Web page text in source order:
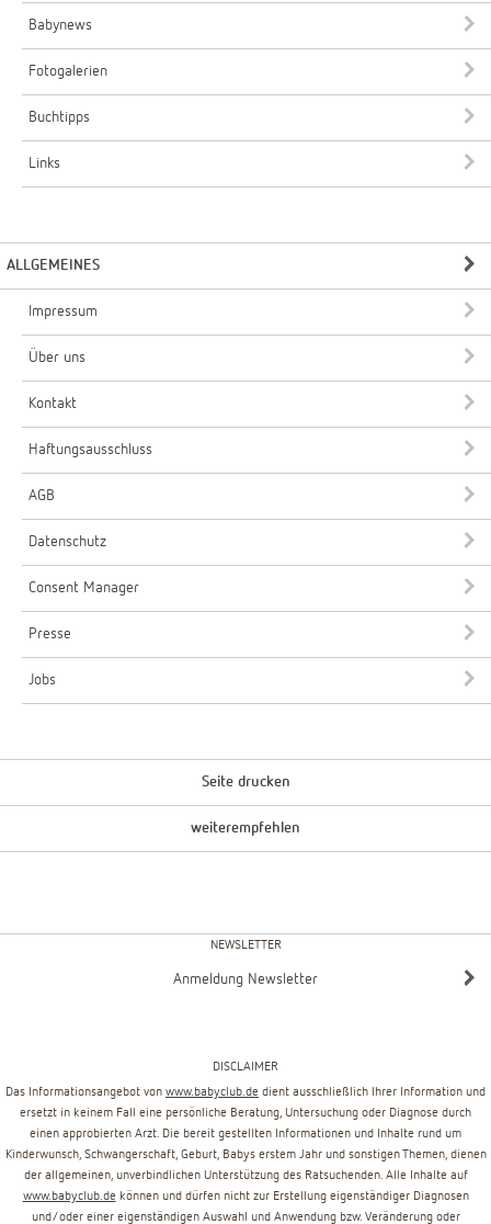
Babynews
Fotogalerien
Buchtipps
Links
ALLGEMEINES
Impressum
Über uns
Kontakt
Haftungsausschluss
AGB
Datenschutz
Consent Manager
Presse
Jobs
Seite drucken
weiterempfehlen
NEWSLETTER
Anmeldung Newsletter
DISCLAIMER
Das Informationsangebot von www.babyclub.de dient ausschließlich Ihrer Information und
ersetzt in keinem Fall eine persönliche Beratung, Untersuchung oder Diagnose durch
einen approbierten Arzt. Die bereit gestellten Informationen und Inhalte rund um
Kinderwunsch, Schwangerschaft, Geburt, Babys erstem Jahr und sonstigen Themen, dienen
der allgemeinen, unverbindlichen Unterstützung des Ratsuchenden. Alle Inhalte auf
www.babyclub.de können und dürfen nicht zur Erstellung eigenständiger Diagnosen
und/oder einer eigenständigen Auswahl und Anwendung bzw. Veränderung oder